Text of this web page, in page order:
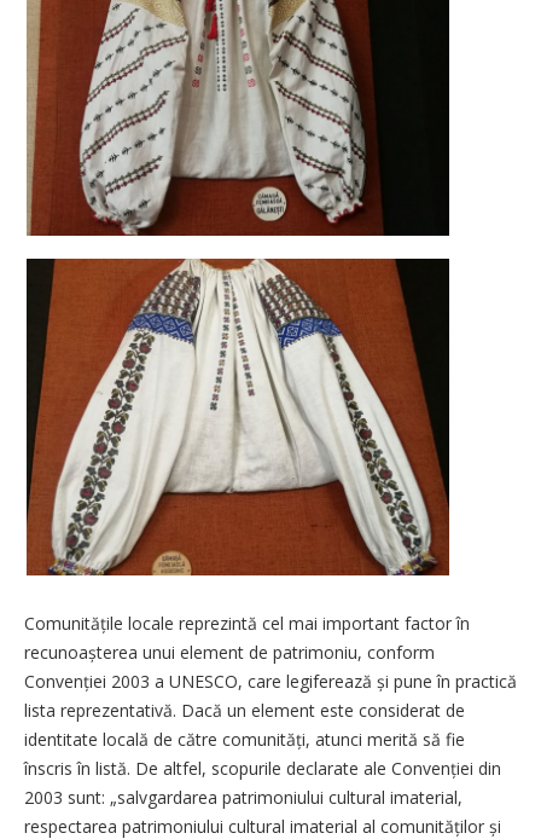
Comunitățile locale reprezintă cel mai important factor în
recunoașterea unui element de patrimoniu, conform
Convenției 2003 a UNESCO, care legiferează și pune în practică
lista reprezentativă. Dacă un element este considerat de
identitate locală de către comunități, atunci merită să fie
înscris în listă. De altfel, scopurile declarate ale Convenției din
2003 sunt: „salvgardarea patrimoniului cultural imaterial,
respectarea patrimoniului cultural imaterial al comu­nităților și